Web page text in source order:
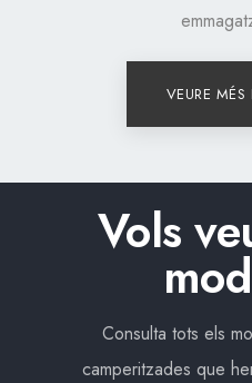
VEURE MÉS
Vols
Consulta tots els
camperitzades que